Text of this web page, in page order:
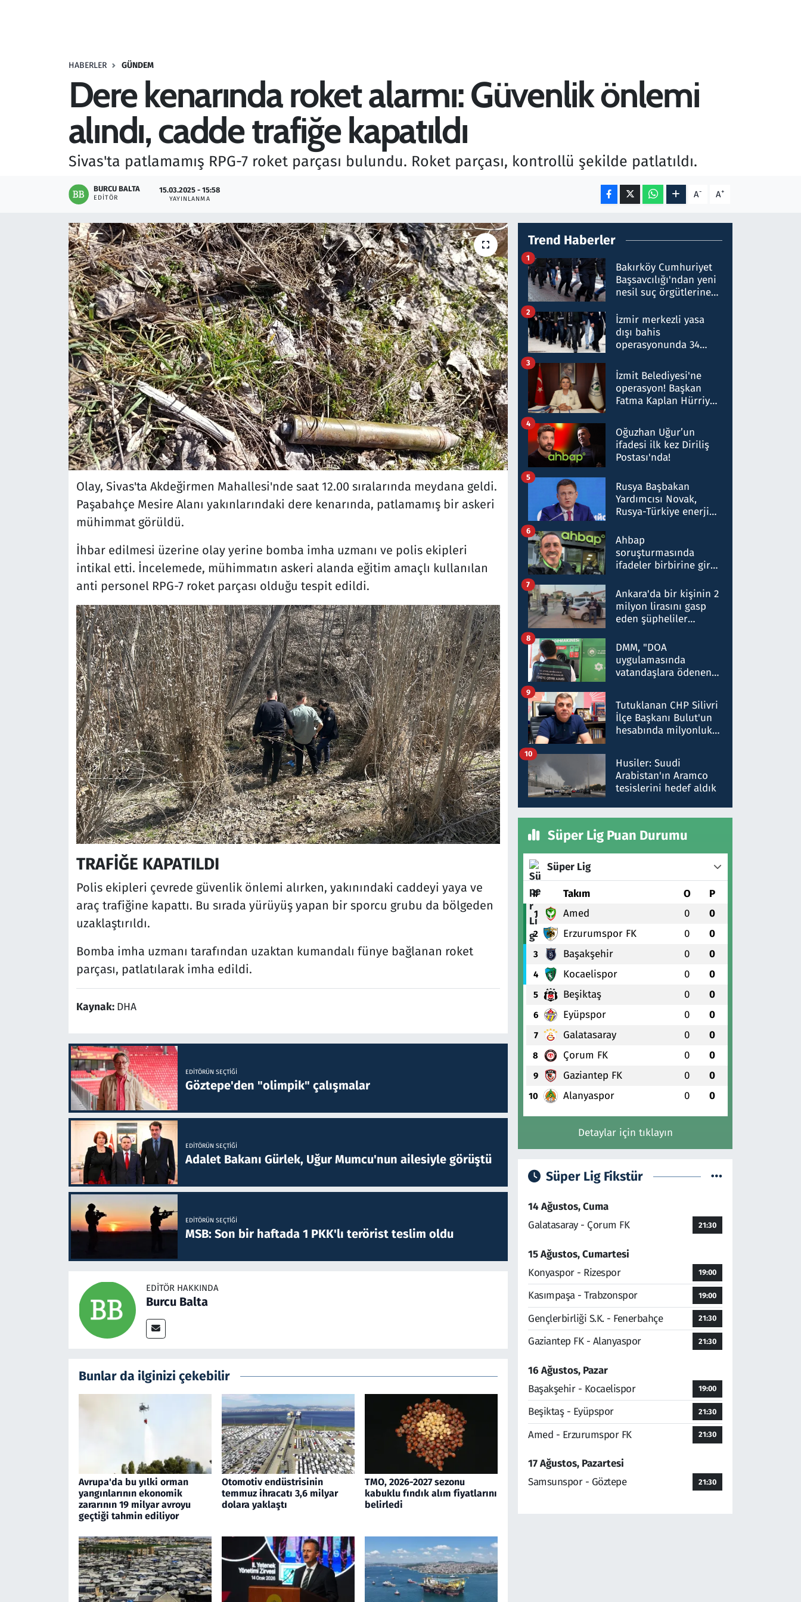
HABERLER GÜNDEM
Dere kenarında roket alarmı: Güvenlik önlemi
alındı, cadde trafiğe kapatıldı
Sivas'ta patlamamış RPG-7 roket parçası bulundu. Roket parçası, kontrollü şekilde patlatıldı.
BURCU BALTA
EDITÖR
15.03.2025 - 15:58
YAYINLANMA A- A+
Olay, Sivas'ta Akdeğirmen Mahallesi'nde saat 12.00 sıralarında meydana geldi.
Paşabahçe Mesire Alanı yakınlarındaki dere kenarında, patlamamış bir askeri
mühimmat görüldü.
İhbar edilmesi üzerine olay yerine bomba imha uzmanı ve polis ekipleri
intikal etti. İncelemede, mühimmatın askeri alanda eğitim amaçlı kullanılan
anti personel RPG-7 roket parçası olduğu tespit edildi.
TRAFİĞE KAPATILDI
Polis ekipleri çevrede güvenlik önlemi alırken, yakınındaki caddeyi yaya ve
araç trafiğine kapattı. Bu sırada yürüyüş yapan bir sporcu grubu da bölgeden
uzaklaştırıldı.
Bomba imha uzmanı tarafından uzaktan kumandalı fünye bağlanan roket
parçası, patlatılarak imha edildi.
Kaynak: DHA
EDITÖRÜN SEÇTIĞI
Göztepe'den "olimpik" çalışmalar
EDITÖRÜN SEÇTIĞI
Adalet Bakanı Gürlek, Uğur Mumcu'nun ailesiyle görüştü
EDITÖRÜN SEÇTIĞI
MSB: Son bir haftada 1 PKK'lı terörist teslim oldu
EDITÖR HAKKINDA
Burcu Balta
Bunlar da ilginizi çekebilir
Avrupa'da bu yılki orman
yangınlarının ekonomik
zararının 19 milyar avroyu
geçtiği tahmin ediliyor
Otomotiv endüstrisinin
temmuz ihracatı 3,6 milyar
dolara yaklaştı
TMO, 2026-2027 sezonu
kabuklu fındık alım fiyatlarını
belirledi
Trend Haberler
Bakırköy Cumhuriyet
Başsavcılığı'ndan yeni
nesil suç örgütlerine
hakkında gözaltı kararı
1
İzmir merkezli yasa
dışı bahis
operasyonunda 34
Milyar liralık para
trafiği tespit edildi
2
İzmit Belediyesi'ne
operasyon! Başkan
Fatma Kaplan Hürriyet
3
Oğuzhan Uğur’un
ifadesi ilk kez Diriliş
Postası'nda!
4
Rusya Başbakan
Yardımcısı Novak,
Rusya-Türkiye enerji
nitelikte olduğunu
belirtti
5
Ahbap
soruşturmasında
ifadeler birbirine girdi:
ifadelerinden ortaya
çıkan tablo şok etti
6
Ankara'da bir kişinin 2
milyon lirasını gasp
eden şüpheliler
7
DMM, "DOA
uygulamasında
vatandaşlara ödenen
düşürüldüğü" iddiasını
yalanladı
8
Tutuklanan CHP Silivri
İlçe Başkanı Bulut'un
hesabında milyonluk
talimat verdi, ben
gönderdim
9
Husiler: Suudi
Arabistan'ın Aramco
tesislerini hedef aldık
10
Süper Lig Puan Durumu
Süper Lig
# Takım O P
1 Amed 0 0
2 Erzurumspor FK 0 0
3 Başakşehir 0 0
4 Kocaelispor 0 0
5 Beşiktaş 0 0
6 Eyüpspor 0 0
7 Galatasaray 0 0
8 Çorum FK 0 0
9 Gaziantep FK 0 0
10 Alanyaspor 0 0
Detaylar için tıklayın
Süper Lig Fikstür
14 Ağustos, Cuma
Galatasaray - Çorum FK
21:30
15 Ağustos, Cumartesi
Konyaspor - Rizespor
19:00
Kasımpaşa - Trabzonspor 19:00
Gençlerbirliği S.K. - Fenerbahçe 21:30
Gaziantep FK - Alanyaspor 21:30
16 Ağustos, Pazar
Başakşehir - Kocaelispor
19:00
Beşiktaş - Eyüpspor 21:30
Amed - Erzurumspor FK 21:30
17 Ağustos, Pazartesi
Samsunspor - Göztepe
21:30
Savunma Sanayi
Televizyon